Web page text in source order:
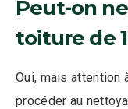
Peut-on
toiture de
Oui, mais attention
procéder au